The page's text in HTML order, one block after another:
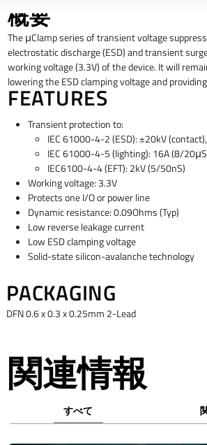
概要
The μClamp series of transient voltage
electrostatic discharge (ESD) and transient
working voltage (3.3V) of the device. It will
lowering the ESD clamping voltage and
FEATURES
Transient protection to:
IEC 61000-4-2 (ESD): ±20kV
IEC 61000-4-5 (lighting): 16A (8/
IEC6100-4-4 (EFT): 2kV (5/50nS)
Working voltage: 3.3V
Protects one I/O or power line
Dynamic resistance: 0.09Ohms (Typ)
Low reverse leakage current
Low ESD clamping voltage
Solid-state silicon-avalanche technology
PACKAGING
DFN 0.6 x 0.3 x 0.25mm 2-Lead
関連情報
すべて